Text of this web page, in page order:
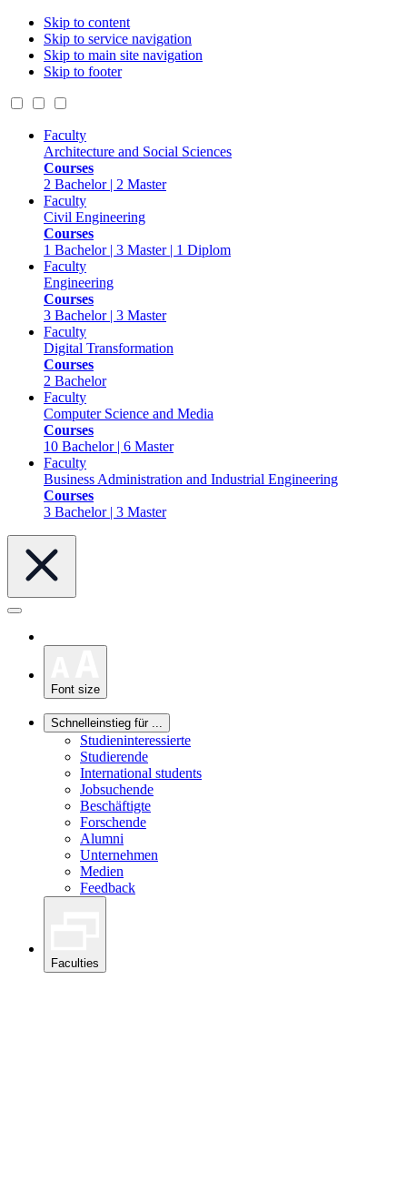
Skip to content
Skip to service navigation
Skip to main site navigation
Skip to footer
Faculty
Architecture and Social Sciences
Courses
2 Bachelor | 2 Master
Faculty
Civil Engineering
Courses
1 Bachelor | 3 Master | 1 Diplom
Faculty
Engineering
Courses
3 Bachelor | 3 Master
Faculty
Digital Transformation
Courses
2 Bachelor
Faculty
Computer Science and Media
Courses
10 Bachelor | 6 Master
Faculty
Business Administration and Industrial Engineering
Courses
3 Bachelor | 3 Master
Font size
Schnelleinstieg für ...
Studieninteressierte
Studierende
International students
Jobsuchende
Beschäftigte
Forschende
Alumni
Unternehmen
Medien
Feedback
Faculties